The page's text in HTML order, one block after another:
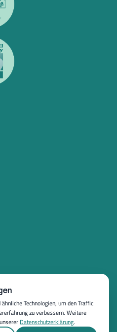
Technologien, um den Traffic
zu verbessern. Weitere
Datenschutzerklärung.